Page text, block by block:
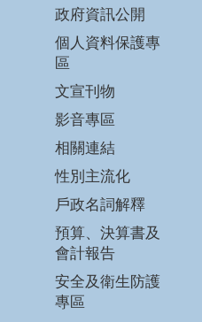
政府資訊公開
個人資料保護專
區
文宣刊物
影音專區
相關連結
性別主流化
戶政名詞解釋
預算、決算書及
會計報告
安全及衛生防護
專區